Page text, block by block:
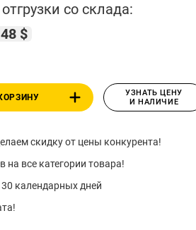
со склада:
$
УЗНАТЬ ЦЕНУ
И НАЛИЧИЕ
скидку от цены конкурента!
на все категории товара!
календарных дней